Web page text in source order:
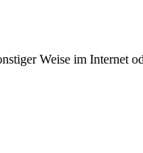
Weise im Internet